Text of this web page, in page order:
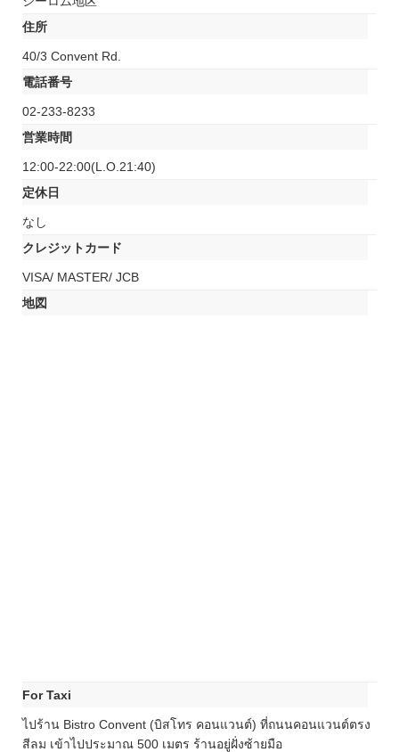
住所
40/3 Convent Rd.
電話番号
02-233-8233
営業時間
12:00-22:00(L.O.21:40)
定休日
なし
クレジットカード
VISA/ MASTER/ JCB
地図
For Taxi
ไปร้าน Bistro Convent (บิสโทร คอนแวนต์) ที่ถนนคอนแวนต์ตรง
สีลม เข้าไปประมาณ 500 เมตร ร้านอยู่ฝั่งซ้ายมือ